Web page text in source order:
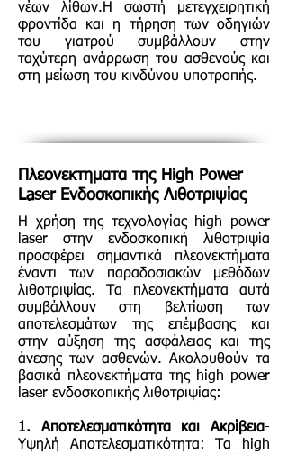
νέων λίθων.Η σωστή μετεγχειρητική
φροντίδα και η τήρηση των οδηγιών
του γιατρού συμβάλλουν στην
ταχύτερη ανάρρωση του ασθενούς και
στη μείωση του κινδύνου υποτροπής.
Πλεονεκτηματα της High Power
Laser Ενδοσκοπικής Λιθοτριψίας
Η χρήση της τεχνολογίας high power
laser στην ενδοσκοπική λιθοτριψία
προσφέρει σημαντικά πλεονεκτήματα
έναντι των παραδοσιακών μεθόδων
λιθοτριψίας. Τα πλεονεκτήματα αυτά
συμβάλλουν στη βελτίωση των
αποτελεσμάτων της επέμβασης και
στην αύξηση της ασφάλειας και της
άνεσης των ασθενών. Ακολουθούν τα
βασικά πλεονεκτήματα της high power
laser ενδοσκοπικής λιθοτριψίας:
1. Αποτελεσματικότητα και Ακρίβεια-
Υψηλή Αποτελεσματικότητα: Τα high